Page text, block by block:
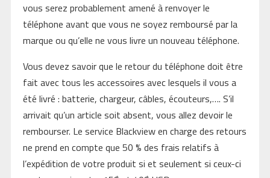
vous serez probablement amené à renvoyer le
téléphone avant que vous ne soyez remboursé par la
marque ou qu’elle ne vous livre un nouveau téléphone.
Vous devez savoir que le retour du téléphone doit être
fait avec tous les accessoires avec lesquels il vous a
été livré : batterie, chargeur, câbles, écouteurs,…. S’il
arrivait qu’un article soit absent, vous allez devoir le
rembourser. Le service Blackview en charge des retours
ne prend en compte que 50 % des frais relatifs à
l’expédition de votre produit si et seulement si ceux-ci